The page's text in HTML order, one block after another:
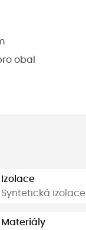
obal
Izolace
Syntetická izolace
Materiály